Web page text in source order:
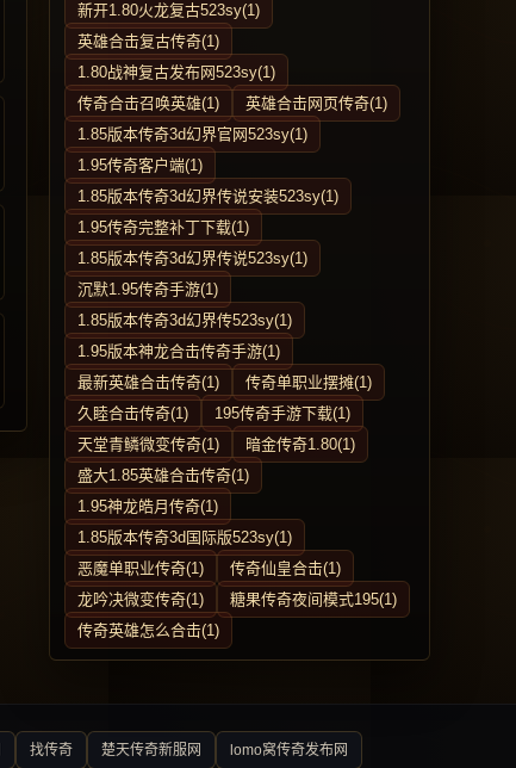
新开1.80火龙复古523sy(1)
英雄合击复古传奇(1)
1.80战神复古发布网523sy(1)
传奇合击召唤英雄(1)
英雄合击网页传奇(1)
1.85版本传奇3d幻界官网523sy(1)
1.95传奇客户端(1)
1.85版本传奇3d幻界传说安装523sy(1)
1.95传奇完整补丁下载(1)
1.85版本传奇3d幻界传说523sy(1)
沉默1.95传奇手游(1)
1.85版本传奇3d幻界传523sy(1)
1.95版本神龙合击传奇手游(1)
最新英雄合击传奇(1)
传奇单职业摆摊(1)
久睦合击传奇(1)
195传奇手游下载(1)
天堂青鳞微变传奇(1)
暗金传奇1.80(1)
盛大1.85英雄合击传奇(1)
1.95神龙皓月传奇(1)
1.85版本传奇3d国际版523sy(1)
恶魔单职业传奇(1)
传奇仙皇合击(1)
龙吟决微变传奇(1)
糖果传奇夜间模式195(1)
传奇英雄怎么合击(1)
找传奇 楚天传奇新服网 lomo窝传奇发布网